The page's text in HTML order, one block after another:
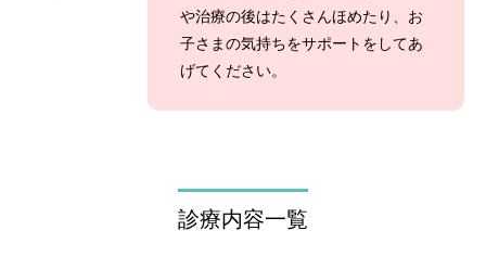
や治療の後はたくさんほめたり、お
子さまの気持ちをサポートをしてあ
げてください。
診療内容一覧